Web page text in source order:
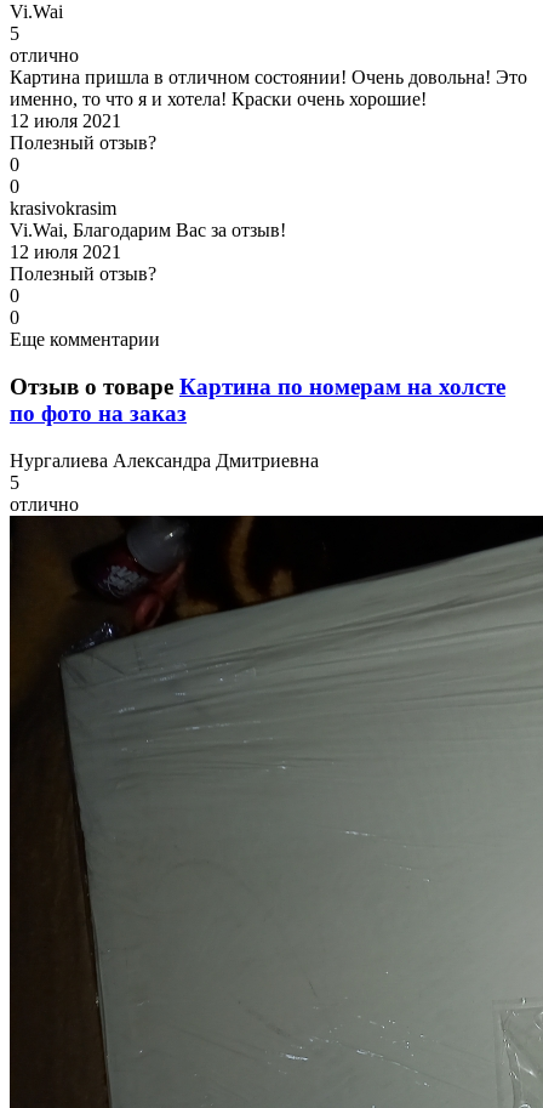
Vi.Wai
5
отлично
Картина пришла в отличном состоянии! Очень довольна! Это
именно, то что я и хотела! Краски очень хорошие!
12 июля 2021
Полезный отзыв?
0
0
krasivokrasim
Vi.Wai, Благодарим Вас за отзыв!
12 июля 2021
Полезный отзыв?
0
0
Еще комментарии
Отзыв о товаре Картина по номерам на холсте
по фото на заказ
Нургалиева Александра Дмитриевна
5
отлично